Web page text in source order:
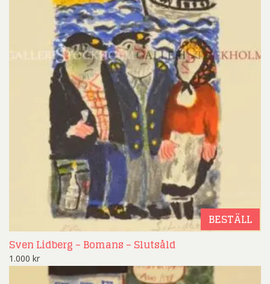
BESTÄLL
Sven Lidberg – Bomans – Slutsåld
1.000 kr